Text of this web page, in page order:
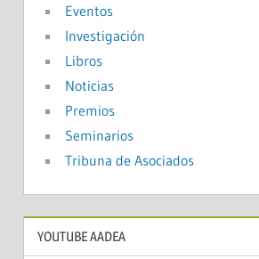
Eventos
Investigación
Libros
Noticias
Premios
Seminarios
Tribuna de Asociados
YOUTUBE AADEA